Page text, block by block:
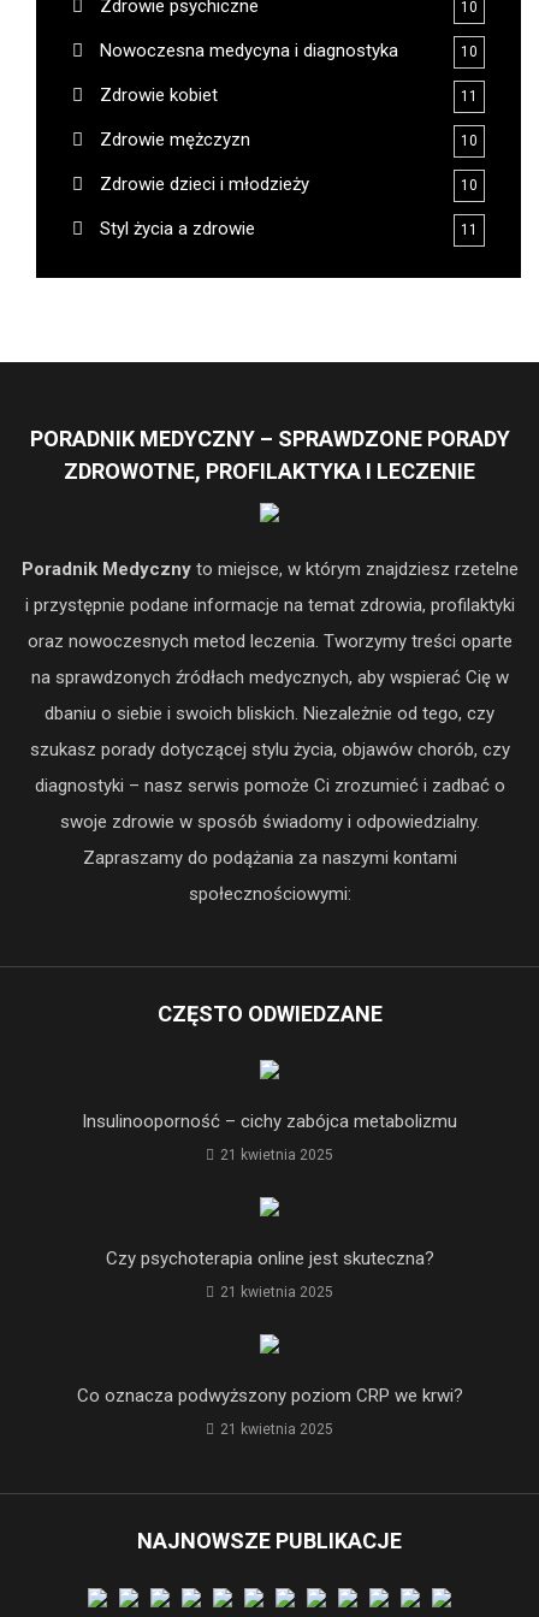
Zdrowie psychiczne 10
Nowoczesna medycyna i diagnostyka 10
Zdrowie kobiet 11
Zdrowie mężczyzn 10
Zdrowie dzieci i młodzieży 10
Styl życia a zdrowie 11
PORADNIK MEDYCZNY – SPRAWDZONE PORADY
ZDROWOTNE, PROFILAKTYKA I LECZENIE
Poradnik Medycznyto miejsce, w którym znajdziesz rzetelne
i przystępnie podane informacje na temat zdrowia, profilaktyki
oraz nowoczesnych metod leczenia. Tworzymy treści oparte
na sprawdzonych źródłach medycznych, aby wspierać Cię w
dbaniu o siebie i swoich bliskich. Niezależnie od tego, czy
szukasz porady dotyczącej stylu życia, objawów chorób, czy
diagnostyki – nasz serwis pomoże Ci zrozumieć i zadbać o
swoje zdrowie w sposób świadomy i odpowiedzialny.
Zapraszamy do podążania za naszymi kontami
społecznościowymi:
CZĘSTO ODWIEDZANE
Insulinooporność – cichy zabójca metabolizmu
21 kwietnia 2025
Czy psychoterapia online jest skuteczna?
21 kwietnia 2025
Co oznacza podwyższony poziom CRP we krwi?
21 kwietnia 2025
NAJNOWSZE PUBLIKACJE